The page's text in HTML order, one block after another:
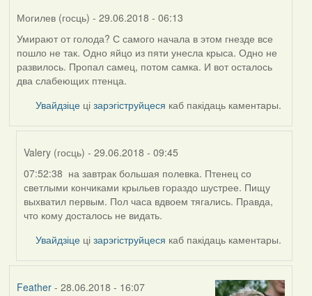
Могилев (госць) - 29.06.2018 - 06:13
Умирают от голода? С самого начала в этом гнезде все
пошло не так. Одно яйцо из пяти унесла крыса. Одно не
развилось. Пропал самец, потом самка. И вот осталось
два слабеющих птенца.
Увайдзіце цізарэгіструйцеся каб пакідаць каментары.
Valery (госць) - 29.06.2018 - 09:45
In
reply
to
by
Могилев
07:52:38 на завтрак большая полевка. Птенец со
светлыми кончиками крыльев гораздо шустрее. Пищу
выхватил первым. Пол часа вдвоем тягались. Правда,
что кому досталось не видать.
Увайдзіце цізарэгіструйцеся каб пакідаць каментары.
Feather- 28.06.2018 - 16:07